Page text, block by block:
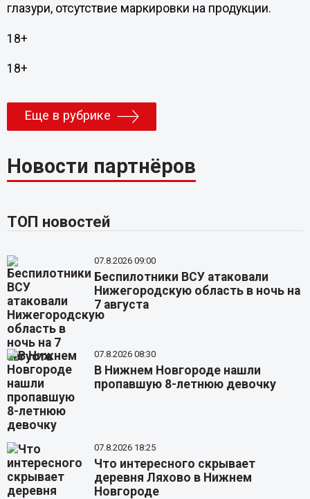
глазури, отсутствие маркировки на продукции.
18+
18+
Еще в рубрике
Новости партнёров
ТОП новостей
07.8.2026 09:00
Беспилотники ВСУ атаковали
Нижегородскую область в ночь на
7 августа
07.8.2026 08:30
В Нижнем Новгороде нашли
пропавшую 8-летнюю девочку
07.8.2026 18:25
Что интересного скрывает
деревня Ляхово в Нижнем
Новгороде